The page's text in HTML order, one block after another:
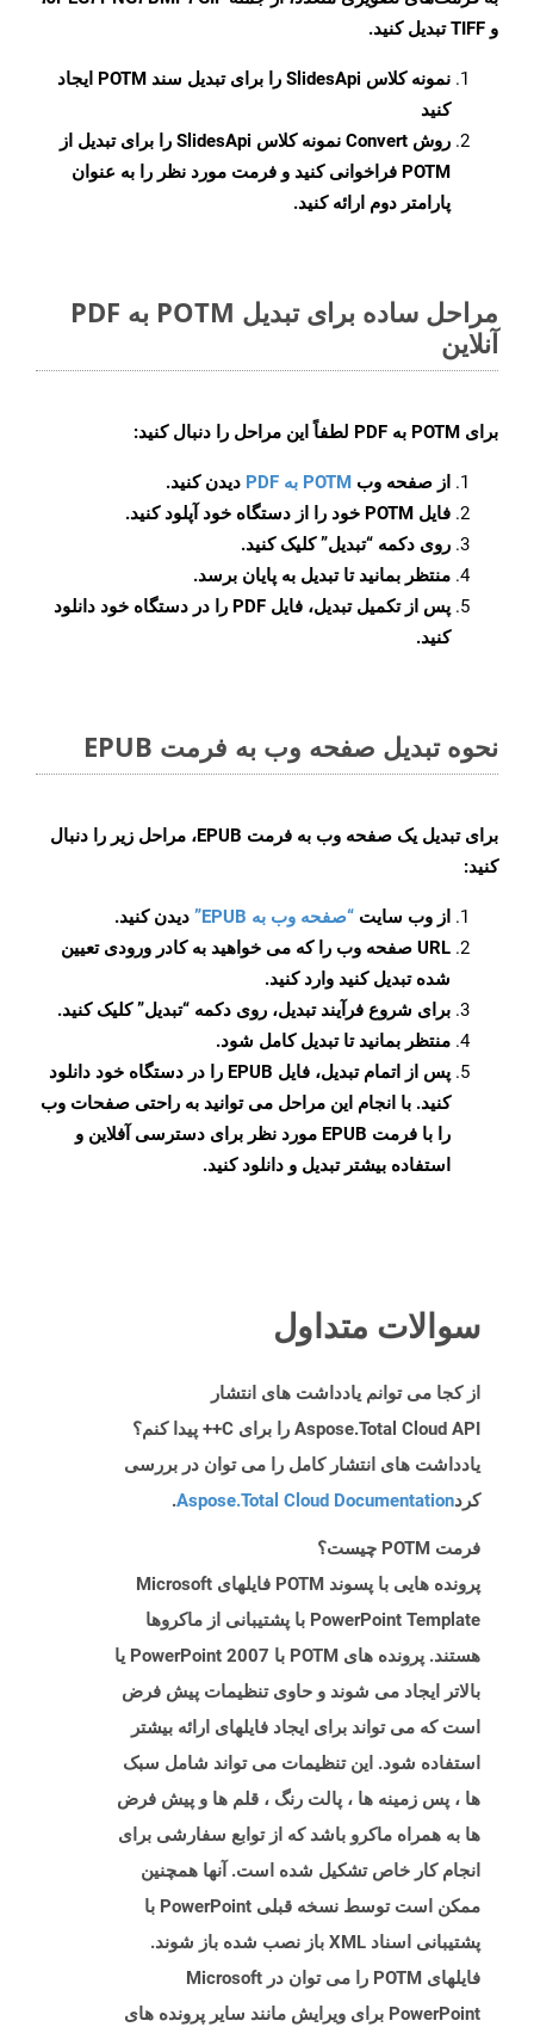
و TIFF تبدیل کنید.
نمونه کلاس SlidesApi
را برای تبدیل سند POTM ایجاد
کنید
روش Convert
نمونه کلاس SlidesApi را برای تبدیل از
POTM فراخوانی کنید و فرمت مورد نظر را به عنوان
پارامتر دوم ارائه کنید.
مراحل ساده برای تبدیل POTM به PDF
آنلاین
برای POTM به PDF لطفاً این مراحل را دنبال کنید:
از صفحه وب POTM به PDF
دیدن کنید.
فایل POTM خود را از دستگاه خود آپلود کنید.
روی دکمه “تبدیل”کلیک کنید.
منتظر بمانید تا تبدیل به پایان برسد.
پس از تکمیل تبدیل، فایل PDF را در دستگاه خود دانلود
کنید.
نحوه تبدیل صفحه وب به فرمت EPUB
برای تبدیل یک صفحه وب به فرمت EPUB، مراحل زیر را دنبال
کنید:
از وب سایت “صفحه وب به EPUB”
دیدن کنید.
URL صفحه وب را که می خواهید به کادر ورودی تعیین
شده تبدیل کنید وارد کنید.
برای شروع فرآیند تبدیل، روی دکمه “تبدیل” کلیک کنید.
منتظر بمانید تا تبدیل کامل شود.
پس از اتمام تبدیل، فایل EPUB را در دستگاه خود دانلود
کنید. با انجام این مراحل می توانید به راحتی صفحات وب
را با فرمت EPUB مورد نظر برای دسترسی آفلاین و
استفاده بیشتر تبدیل و دانلود کنید.
سوالات متداول
از کجا می توانم یادداشت های انتشار
Aspose.Total Cloud API را برای C++ پیدا کنم؟
یادداشت های انتشار کامل را می توان در بررسی
کردAspose.Total Cloud Documentation
.
فرمت POTM چیست؟
پرونده هایی با پسوند POTM فایلهای Microsoft
PowerPoint Template با پشتیبانی از ماکروها
هستند. پرونده های POTM با PowerPoint 2007 یا
بالاتر ایجاد می شوند و حاوی تنظیمات پیش فرض
است که می تواند برای ایجاد فایلهای ارائه بیشتر
استفاده شود. این تنظیمات می تواند شامل سبک
ها ، پس زمینه ها ، پالت رنگ ، قلم ها و پیش فرض
ها به همراه ماکرو باشد که از توابع سفارشی برای
انجام کار خاص تشکیل شده است. آنها همچنین
ممکن است توسط نسخه قبلی PowerPoint با
پشتیبانی اسناد XML باز نصب شده باز شوند.
فایلهای POTM را می توان در Microsoft
PowerPoint برای ویرایش مانند سایر پرونده های